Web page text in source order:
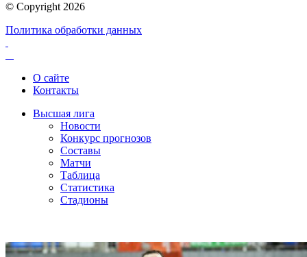
© Copyright 2026
Политика обработки данных
О сайте
Контакты
Высшая лига
Новости
Конкурс прогнозов
Составы
Матчи
Таблица
Статистика
Стадионы